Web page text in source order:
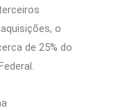
o
de 25% do